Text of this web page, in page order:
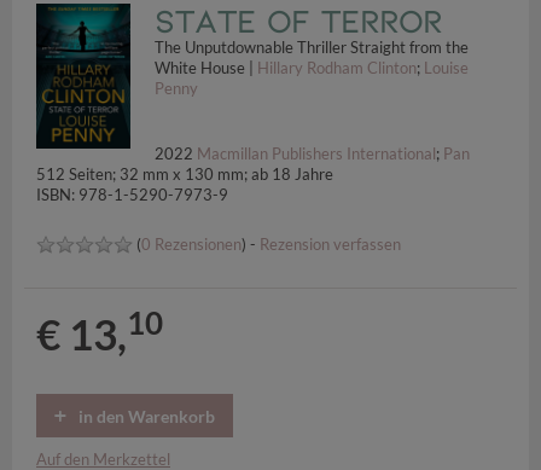
State of Terror
The Unputdownable Thriller Straight from the
White House | Hillary Rodham Clinton; Louise
Penny
2022 Macmillan Publishers International; Pan
512 Seiten; 32 mm x 130 mm; ab 18 Jahre
ISBN: 978-1-5290-7973-9
(0 Rezensionen) - Rezension verfassen
€ 13,10
in den Warenkorb
Auf den Merkzettel